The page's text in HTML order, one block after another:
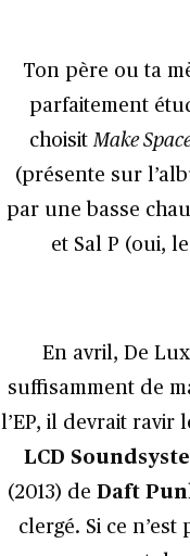
Ton père ou ta
parfaitement
choisitMake
(présente sur
par une basse
et Sal P (oui,
En avril, De
suffisamment de
l’EP, il devrait ravir
LCD
(2013) deDaft
clergé. Si ce